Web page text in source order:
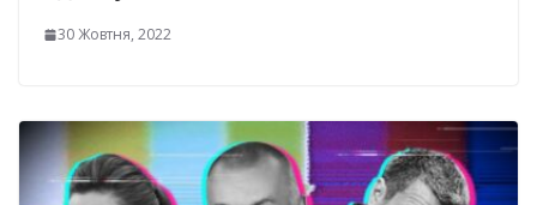
30 Жовтня, 2022